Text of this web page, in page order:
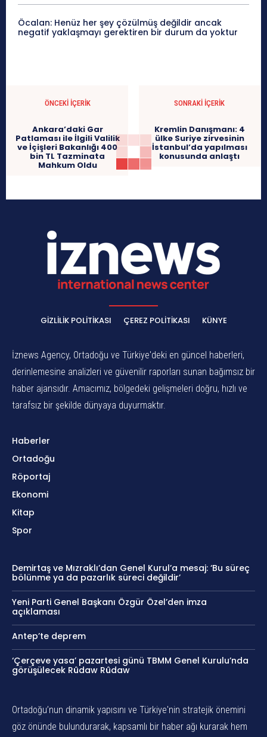
Öcalan: Henüz her şey çözülmüş değildir ancak
negatif yaklaşmayı gerektiren bir durum da yoktur
ÖNCEKI İÇERIK
Ankara’daki Gar
Patlaması ile İlgili Valilik
ve İçişleri Bakanlığı 400
bin TL Tazminata
Mahkum Oldu
SONRAKI İÇERIK
Kremlin Danışmanı: 4
ülke Suriye zirvesinin
İstanbul’da yapılması
konusunda anlaştı
GIZLILIK POLITIKASI ÇEREZ POLITIKASI KÜNYE
İznews Agency, Ortadoğu ve Türkiye'deki en güncel haberleri,
derinlemesine analizleri ve güvenilir raporları sunan bağımsız bir
haber ajansıdır. Amacımız, bölgedeki gelişmeleri doğru, hızlı ve
tarafsız bir şekilde dünyaya duyurmaktır.
Haberler
Ortadoğu
Röportaj
Ekonomi
Kitap
Spor
Demirtaş ve Mızraklı’dan Genel Kurul’a mesaj: ‘Bu süreç
bölünme ya da pazarlık süreci değildir’
Yeni Parti Genel Başkanı Özgür Özel’den imza
açıklaması
Antep’te deprem
‘Çerçeve yasa’ pazartesi günü TBMM Genel Kurulu’nda
görüşülecek Rûdaw Rûdaw
Ortadoğu’nun dinamik yapısını ve Türkiye'nin stratejik önemini
göz önünde bulundurarak, kapsamlı bir haber ağı kurarak hem